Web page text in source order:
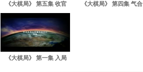
《大棋局》 第五集 收官 《大棋局》 第四集 气合
《大棋局》 第一集 入局